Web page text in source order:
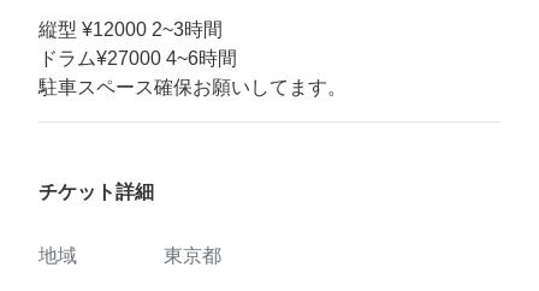
縦型 ¥12000 2~3時間
ドラム¥27000 4~6時間
駐車スペース確保お願いしてます。
チケット詳細
地域 東京都